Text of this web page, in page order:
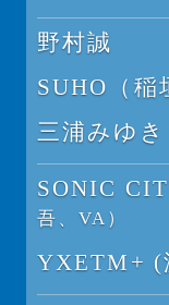
野村誠
SUHO（稲
三浦みゆき
SONIC
吾、VA）
YXETM+ (